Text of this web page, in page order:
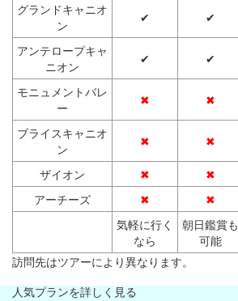
グランドキャニオ
ン
✔ ✔
アンテロープキャ
ニオン
✔ ✔
モニュメントバレ
ー
✖ ✖
ブライスキャニオ
ン
✖ ✖
ザイオン ✖ ✖
アーチーズ
✖ ✖
気軽に行く
なら
朝日鑑賞も
可能
訪問先はツアーにより異なります。
人気プランを詳しく見る